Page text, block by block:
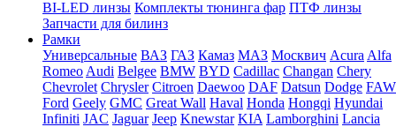
BI-LED линзы Комплекты тюнинга фар ПТФ линзы
Запчасти для билинз
Рамки
Универсальные ВАЗ ГАЗ Камаз МАЗ Москвич Acura Alfa
Romeo Audi Belgee BMW BYD Cadillac Changan Chery
Chevrolet Chrysler Citroen Daewoo DAF Datsun Dodge FAW
Ford Geely GMC Great Wall Haval Honda Hongqi Hyundai
Infiniti JAC Jaguar Jeep Knewstar KIA Lamborghini Lancia